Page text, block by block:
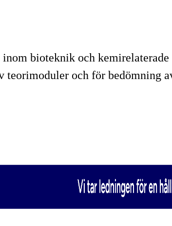
bioteknik och
och för bedömning